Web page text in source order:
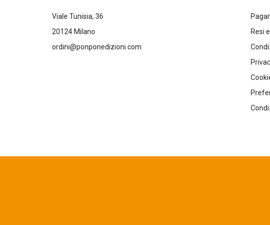
Viale Tunisia, 36
20124 Milano
ordini@ponponedizioni.com
Resi